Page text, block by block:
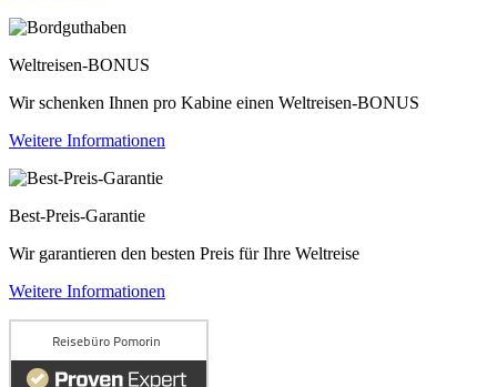
Weltreisen-BONUS
Wir schenken Ihnen pro Kabine einen Weltreisen-BONUS
Weitere Informationen
Best-Preis-Garantie
Wir garantieren den besten Preis für Ihre Weltreise
Weitere Informationen